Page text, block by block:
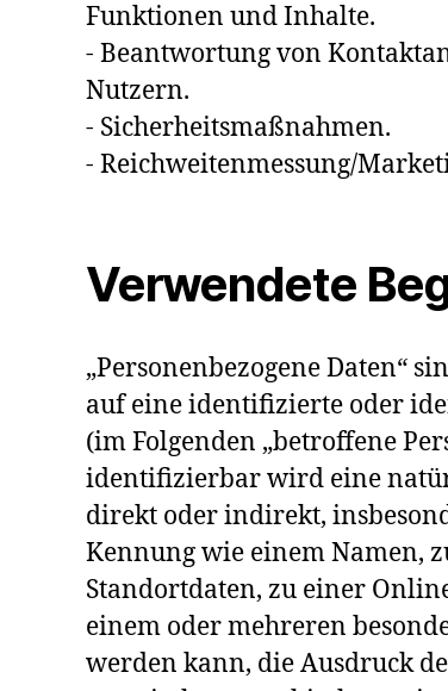
Funktionen und Inhalte.
- Beantwortung von
Nutzern.
- Sicherheitsmaßnahmen.
- Reichweitenmessung/
Verwendete
„Personenbezogene Daten“
auf eine identifizierte oder
(im Folgenden „betroffene
identifizierbar wird eine
direkt oder indirekt,
Kennung wie einem Namen,
Standortdaten, zu einer
einem oder mehreren
werden kann, die Ausdruck